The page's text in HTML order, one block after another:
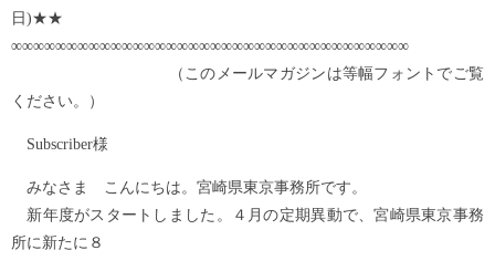
日)★★
∞∞∞∞∞∞∞∞∞∞∞∞∞∞∞∞∞∞∞∞∞∞∞∞∞∞∞∞∞∞∞∞∞∞∞∞
（このメールマガジンは等幅フォントでご覧
ください。）
Subscriber様
みなさま こんにちは。宮崎県東京事務所です。
新年度がスタートしました。４月の定期異動で、宮崎県東京事務
所に新たに８